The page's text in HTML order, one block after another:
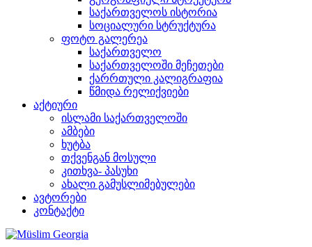
საქართველოს ისტორია
სოციალური სტრუქტურა
ფოტო გალერეა
საქართველო
საქართველოში მეჩეთები
ქარრთული კალიგრაფია
წმიდა რელიქვიები
აქტიური
ისლამი საქართველოში
ამბები
ხუტბა
თქვენგან მოსული
კითხვა- პასუხი
ახალი გამუსლიმებულები
ავტორები
კონტაქტი